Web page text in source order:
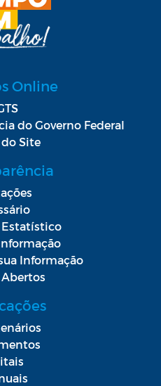
Online
do Governo Federal
Site
Informação